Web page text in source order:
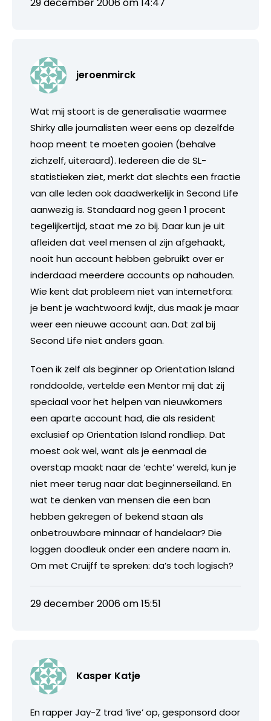
jeroenmirck
Wat mij stoort is de generalisatie waarmee
Shirky alle journalisten weer eens op dezelfde
hoop meent te moeten gooien (behalve
zichzelf, uiteraard). Iedereen die de SL-
statistieken ziet, merkt dat slechts een fractie
van alle leden ook daadwerkelijk in Second Life
aanwezig is. Standaard nog geen 1 procent
tegelijkertijd, staat me zo bij. Daar kun je uit
afleiden dat veel mensen al zijn afgehaakt,
nooit hun account hebben gebruikt over er
inderdaad meerdere accounts op nahouden.
Wie kent dat probleem niet van internetfora:
je bent je wachtwoord kwijt, dus maak je maar
weer een nieuwe account aan. Dat zal bij
Second Life niet anders gaan.
Toen ik zelf als beginner op Orientation Island
ronddoolde, vertelde een Mentor mij dat zij
speciaal voor het helpen van nieuwkomers
een aparte account had, die als resident
exclusief op Orientation Island rondliep. Dat
moest ook wel, want als je eenmaal de
overstap maakt naar de ‘echte’ wereld, kun je
niet meer terug naar dat beginnerseiland. En
wat te denken van mensen die een ban
hebben gekregen of bekend staan als
onbetrouwbare minnaar of handelaar? Die
loggen doodleuk onder een andere naam in.
Om met Cruijff te spreken: da’s toch logisch?
29 december 2006 om 15:51
Kasper Katje
En rapper Jay-Z trad ‘live’ op, gesponsord door